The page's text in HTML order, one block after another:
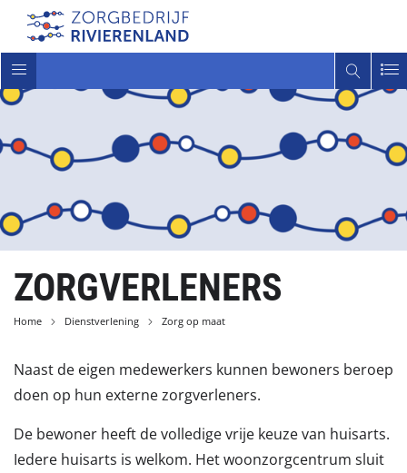
Toggle
navigatie
ZORGVERLENERS
Home Dienstverlening Zorg op maat
Naast de eigen medewerkers kunnen bewoners beroep
doen op hun externe zorgverleners.
De bewoner heeft de volledige vrije keuze van huisarts.
Iedere huisarts is welkom. Het woonzorgcentrum sluit